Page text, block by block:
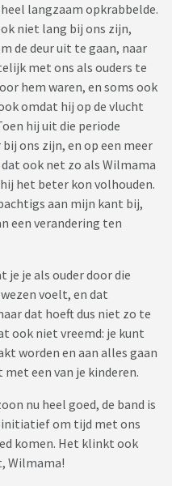
langzaam opkrabbelde.
niet lang bij ons zijn,
de deur uit te gaan, naar
met ons als ouders te
hem waren, en soms ook
omdat hij op de vlucht
hij uit die periode
ons zijn, en op een meer
ook net zo als Wilmama
het beter kon volhouden.
aan mijn kant bij,
een verandering ten
je als ouder door die
voelt, en dat
dat hoeft dus niet zo te
ook niet vreemd: je kunt
worden en aan alles gaan
een van je kinderen.
nu heel goed, de band is
om tijd met ons
komen. Het klinkt ook
Wilmama!